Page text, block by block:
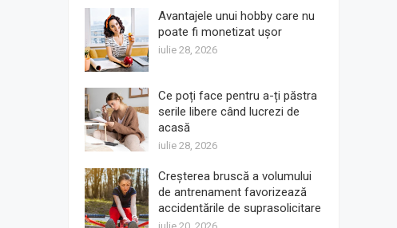
Avantajele unui hobby care nu
poate fi monetizat ușor
iulie 28, 2026
Ce poți face pentru a-ți păstra
serile libere când lucrezi de
acasă
iulie 28, 2026
Creșterea bruscă a volumului
de antrenament favorizează
accidentările de suprasolicitare